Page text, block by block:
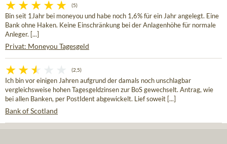
(5)
Bin seit 1Jahr bei moneyou und habe noch 1,6% für ein Jahr angelegt. Eine
Bank ohne Haken. Keine Einschränkung bei der Anlagenhöhe für normale
Anleger. [...]
Privat: Moneyou Tagesgeld
(2,5)
Ich bin vor einigen Jahren aufgrund der damals noch unschlagbar
vergleichsweise hohen Tagesgeldzinsen zur BoS gewechselt. Antrag, wie
bei allen Banken, per PostIdent abgewickelt. Lief soweit [...]
Bank of Scotland